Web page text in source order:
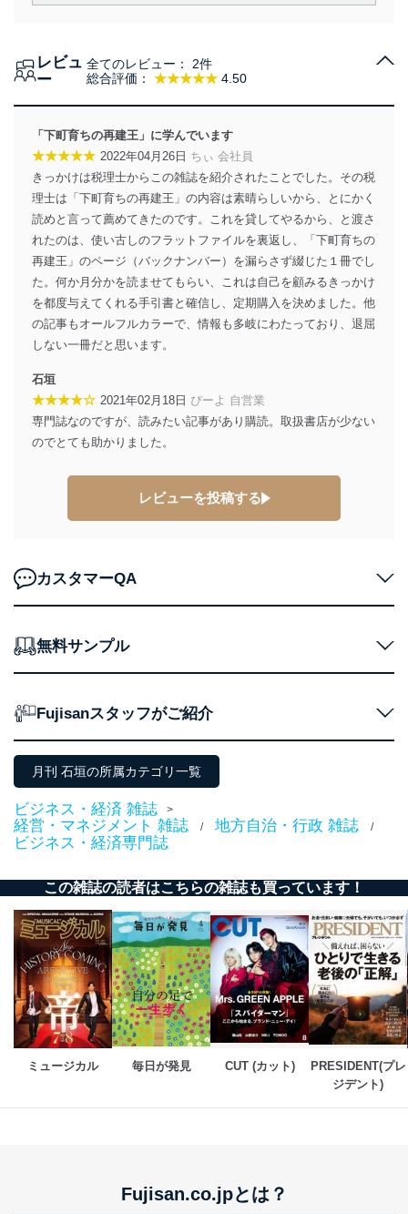
当社は、個人情報の取得・利用・提供に際して、その利
達成に必要な範囲内で適法かつ公正な手段によって取
得・利用・提供を行います。また、当社が保有している
個人情報は、同意を得ずに目的外利用、第三者への提
供・開示は行いません。当社においてはこれらの取り組
みを確実にするため、従業者等の教育を徹底してまいり
ます。また、目的外利用を行わないために、適切な管理
措置を講じます。
法令遵守
当社は、個人情報に関連する法令、国が定める指針及び
その他の規範を遵守します。また、当社の管理の仕組み
に、これらの法令及びその他の規範を常に適合させま
す。
当社は、個人情報の正確性及び安全性を確保するため
に、下記セキュリティ対策をはじめとする安全対策を実
施し、個人情報の漏えい、滅失またはき損の防止及び是
正に努めます。
アクセス制御
個人データを取り扱うことのできる機器及び当該
機器に標準装備されているユーザー制御機能（ユ
個人データを取り扱う機器等にセキュリティ対策
により、これを最新状態としています。
情報システムの使用に伴う漏洩等の防止
メール等により個人データの含まれるファイルを
送信する場合に、当該ファイルへのパスワードを
設定しています。
じて、個人情報保護マネジメントシステムを継続的に改
善し、常に最良の状態を維持します。
苦情及び相談受付け窓口
貴殿の個人情報及び当社の個人情報保護マネジメントシ
ステムに関するご相談及び苦情については以下までご連
絡ください。
適切、かつ迅速に対応させていただきます。
株式会社富士山マガジンサービス 個人情報問い合わせ
係
改訂：2025年2月20日
制定：2005年4月1日
レビュ
ー
総合評価： ★★★★★ 4.50
全てのレビュー： 2件
「下町育ちの再建王」に学んでいます
★★★★★ 2022年04月26日 ちぃ 会社員
きっかけは税理士からこの雑誌を紹介されたことでした。その税
理士は「下町育ちの再建王」の内容は素晴らしいから、とにかく
読めと言って薦めてきたのです。これを貸してやるから、と渡さ
れたのは、使い古しのフラットファイルを裏返し、「下町育ちの
再建王」のページ（バックナンバー）を漏らさず綴じた１冊でし
た。何か月分かを読ませてもらい、これは自己を顧みるきっかけ
を都度与えてくれる手引書と確信し、定期購入を決めました。他
の記事もオールフルカラーで、情報も多岐にわたっており、退屈
しない一冊だと思います。
石垣
★★★★☆ 2021年02月18日 ぴーよ 自営業
専門誌なのですが、読みたい記事があり購読。取扱書店が少ない
のでとても助かりました。
レビューを投稿する
カスタマーQA
無料サンプル
Fujisanスタッフがご紹介
月刊 石垣の所属カテゴリ一覧
ビジネス・経済 雑誌 >
経営・マネジメント 雑誌 / 地方自治・行政 雑誌 /
ビジネス・経済専門誌
この雑誌の読者はこちらの雑誌も買っています！
ミュージカル 毎日が発見 CUT (カット)
PRESIDENT(プレ
ジデント)
Fujisan.co.jpとは？